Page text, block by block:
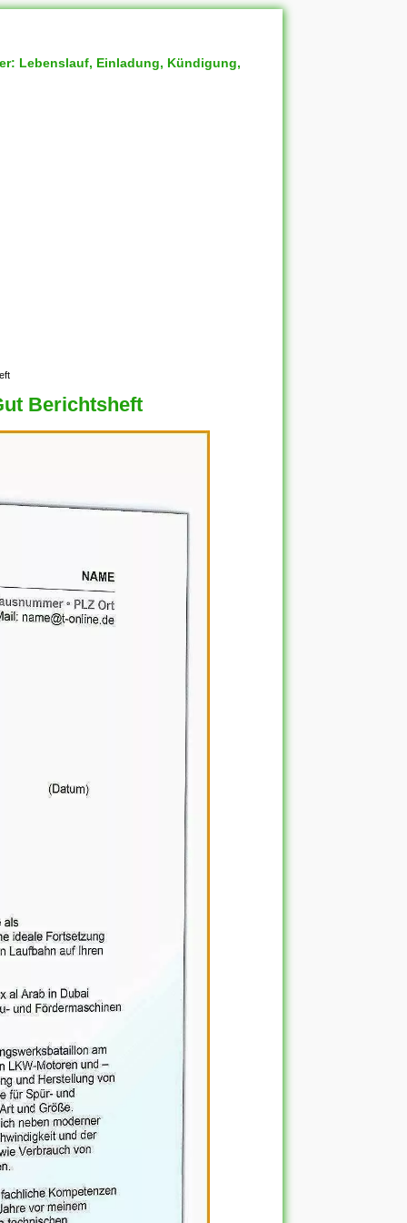
Lebenslauf, Einladung, Kündigung,
Berichtsheft